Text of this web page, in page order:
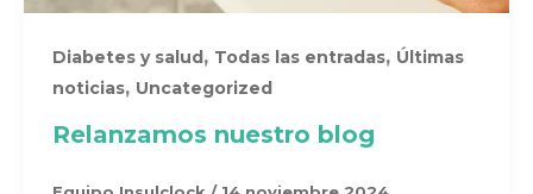
Diabetes y salud , Todas las entradas, Últimas
noticias, Uncategorized
Relanzamos nuestro blog